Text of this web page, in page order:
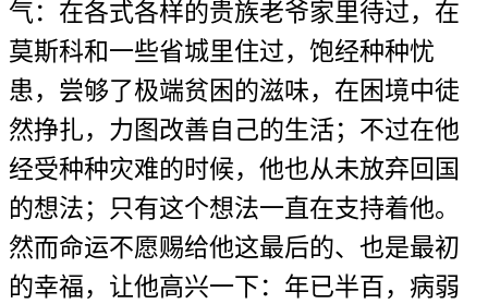
气：在各式各样的贵族老爷家里待过，在
莫斯科和一些省城里住过，饱经种种忧
患，尝够了极端贫困的滋味，在困境中徒
然挣扎，力图改善自己的生活；不过在他
经受种种灾难的时候，他也从未放弃回国
的想法；只有这个想法一直在支持着他。
然而命运不愿赐给他这最后的、也是最初
的幸福，让他高兴一下：年已半百，病弱